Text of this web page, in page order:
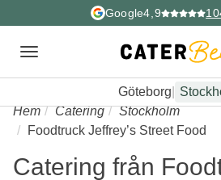
Google4,9
Toggle
Göteborg
Hem
Catering
Stockholm
Foodtruck Jeffrey’s Street Food
Catering från